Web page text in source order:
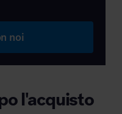
noi
l'acquisto